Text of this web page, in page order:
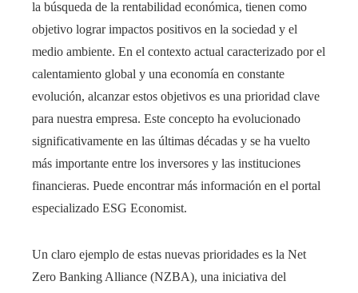
la búsqueda de la rentabilidad económica, tienen como
objetivo lograr impactos positivos en la sociedad y el
medio ambiente. En el contexto actual caracterizado por el
calentamiento global y una economía en constante
evolución, alcanzar estos objetivos es una prioridad clave
para nuestra empresa. Este concepto ha evolucionado
significativamente en las últimas décadas y se ha vuelto
más importante entre los inversores y las instituciones
financieras. Puede encontrar más información en el portal
especializado ESG Economist.
Un claro ejemplo de estas nuevas prioridades es la Net
Zero Banking Alliance (NZBA), una iniciativa del